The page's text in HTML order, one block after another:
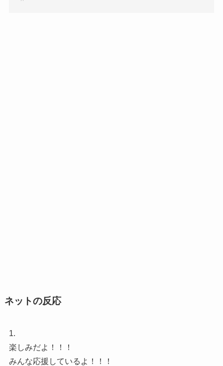
ネットの反応
1.
楽しみだよ！！！
みんな応援しているよ！！！